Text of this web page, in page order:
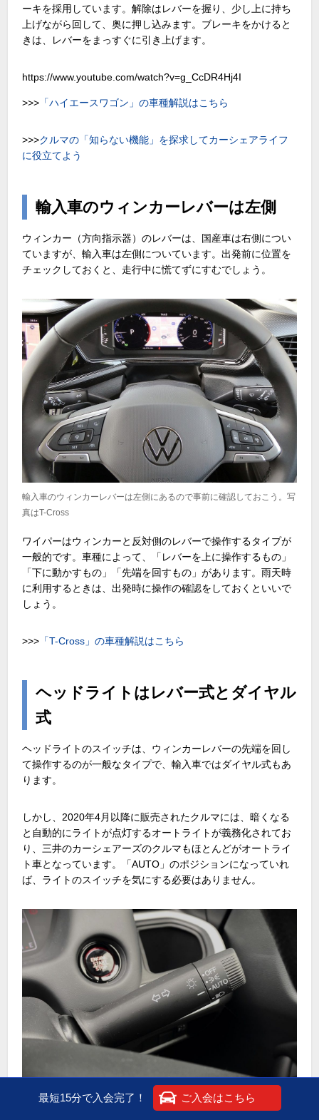
ーキを採用しています。解除はレバーを握り、少し上に持ち
上げながら回して、奥に押し込みます。ブレーキをかけると
きは、レバーをまっすぐに引き上げます。
https://www.youtube.com/watch?v=g_CcDR4Hj4I
>>> 「ハイエースワゴン」の車種解説はこちら
>>>クルマの「知らない機能」を探求してカーシェアライフ
に役立てよう
輸入車のウィンカーレバーは左側
ウィンカー（方向指示器）のレバーは、国産車は右側につい
ていますが、輸入車は左側についています。出発前に位置を
チェックしておくと、走行中に慌てずにすむでしょう。
輸入車のウィンカーレバーは左側にあるので事前に確認しておこう。写
真はT-Cross
ワイパーはウィンカーと反対側のレバーで操作するタイプが
一般的です。車種によって、「レバーを上に操作するもの」
「下に動かすもの」「先端を回すもの」があります。雨天時
に利用するときは、出発時に操作の確認をしておくといいで
しょう。
>>> 「T-Cross」の車種解説はこちら
ヘッドライトはレバー式とダイヤル
式
ヘッドライトのスイッチは、ウィンカーレバーの先端を回し
て操作するのが一般なタイプで、輸入車ではダイヤル式もあ
ります。
しかし、2020年4月以降に販売されたクルマには、暗くなる
と自動的にライトが点灯するオートライトが義務化されてお
り、三井のカーシェアーズのクルマもほとんどがオートライ
ト車となっています。「AUTO」のポジションになっていれ
ば、ライトのスイッチを気にする必要はありません。
2020年4月以降のクルマは「AUTO」がデフォルトとなっている
最短15分で入会完了！ ご入会はこちら